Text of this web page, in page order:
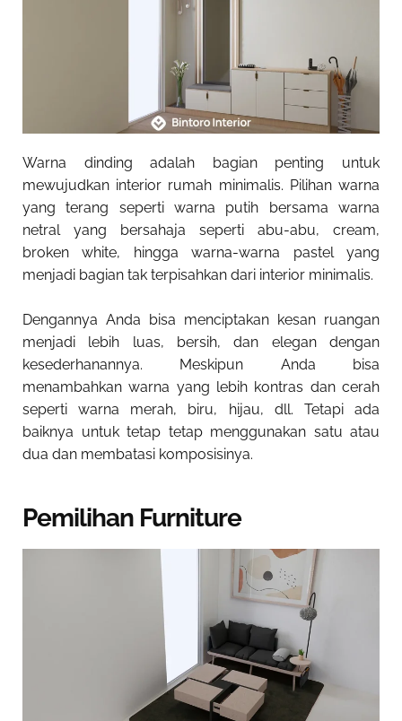
Warna dinding adalah bagian penting untuk
mewujudkan interior rumah minimalis. Pilihan warna
yang terang seperti warna putih bersama warna
netral yang bersahaja seperti abu-abu, cream,
broken white, hingga warna-warna pastel yang
menjadi bagian tak terpisahkan dari interior minimalis.
Dengannya Anda bisa menciptakan kesan ruangan
menjadi lebih luas, bersih, dan elegan dengan
kesederhanannya. Meskipun Anda bisa
menambahkan warna yang lebih kontras dan cerah
seperti warna merah, biru, hijau, dll. Tetapi ada
baiknya untuk tetap tetap menggunakan satu atau
dua dan membatasi komposisinya.
Pemilihan Furniture